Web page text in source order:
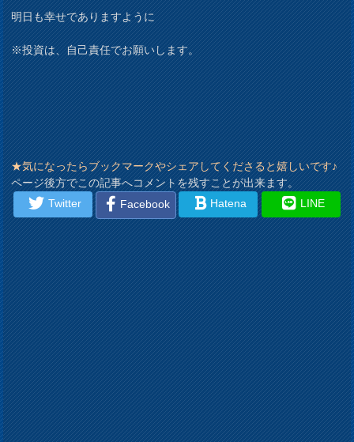
明日も幸せでありますように
※投資は、自己責任でお願いします。
★気になったらブックマークやシェアしてくださると嬉しいです♪
ページ後方でこの記事へコメントを残すことが出来ます。
Twitter
Facebook Hatena LINE